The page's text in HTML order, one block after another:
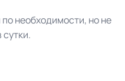
необходимости, но не